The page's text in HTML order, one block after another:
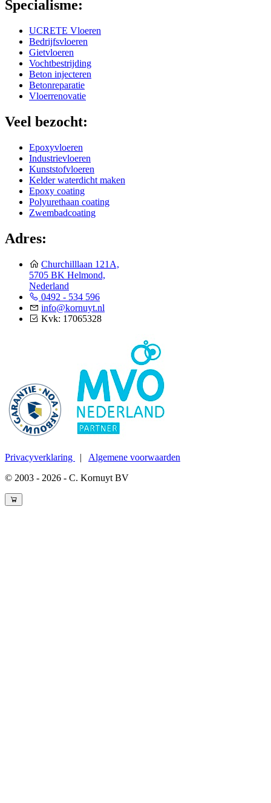
Specialisme:
UCRETE Vloeren
Bedrijfsvloeren
Gietvloeren
Vochtbestrijding
Beton injecteren
Betonreparatie
Vloerrenovatie
Veel bezocht:
Epoxyvloeren
Industrievloeren
Kunststofvloeren
Kelder waterdicht maken
Epoxy coating
Polyurethaan coating
Zwembadcoating
Adres:
Churchilllaan 121A,
5705 BK Helmond,
Nederland
0492 - 534 596
info@kornuyt.nl
Kvk: 17065328
Privacyverklaring | Algemene voorwaarden
© 2003 - 2026 - C. Kornuyt BV